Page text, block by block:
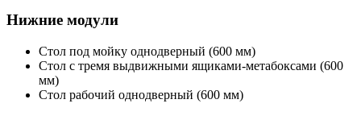
Нижние модули
Стол под мойку однодверный (600 мм)
Стол с тремя выдвижными ящиками-метабоксами (600
мм)
Стол рабочий однодверный (600 мм)